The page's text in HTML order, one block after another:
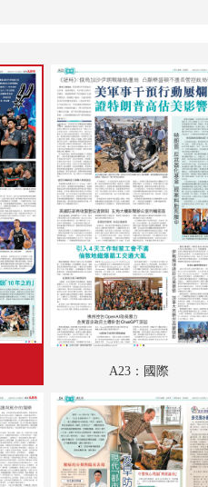
A18：集思匯
A19：內地
A20：科教啟智
A21：娛樂
A22：體育
A23：國際
A24：國際
B01：財經
B03：采風
B04：養生坊
A23：國際